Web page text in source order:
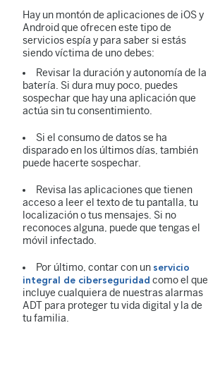
Hay un montón de aplicaciones de iOS y
Android que ofrecen este tipo de
servicios espía y para saber si estás
siendo víctima de uno debes:
Revisar la duración y autonomía de la
batería. Si dura muy poco, puedes
sospechar que hay una aplicación que
actúa sin tu consentimiento.
Si el consumo de datos se ha
disparado en los últimos días, también
puede hacerte sospechar.
Revisa las aplicaciones que tienen
acceso a leer el texto de tu pantalla, tu
localización o tus mensajes. Si no
reconoces alguna, puede que tengas el
móvil infectado.
Por último, contar con un servicio
integral de ciberseguridad como el que
incluye cualquiera de nuestras alarmas
ADT para proteger tu vida digital y la de
tu familia.